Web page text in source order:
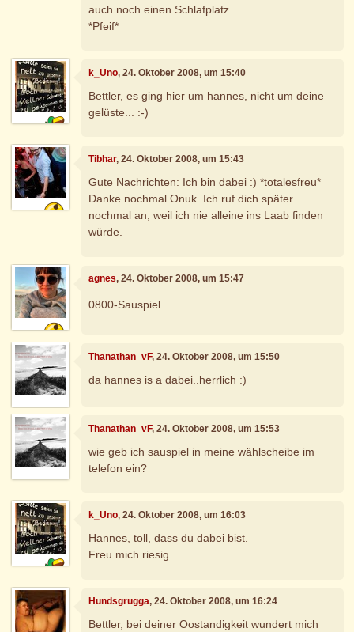
auch noch einen Schlafplatz.
*Pfeif*
k_Uno, 24. Oktober 2008, um 15:40
Bettler, es ging hier um hannes, nicht um deine
gelüste... :-)
Tibhar, 24. Oktober 2008, um 15:43
Gute Nachrichten: Ich bin dabei :) *totalesfreu*
Danke nochmal Onuk. Ich ruf dich später
nochmal an, weil ich nie alleine ins Laab finden
würde.
agnes, 24. Oktober 2008, um 15:47
0800-Sauspiel
Thanathan_vF, 24. Oktober 2008, um 15:50
da hannes is a dabei..herrlich :)
Thanathan_vF, 24. Oktober 2008, um 15:53
wie geb ich sauspiel in meine wählscheibe im
telefon ein?
k_Uno, 24. Oktober 2008, um 16:03
Hannes, toll, dass du dabei bist.
Freu mich riesig...
Hundsgrugga, 24. Oktober 2008, um 16:24
Bettler, bei deiner Oostandigkeit wundert mich